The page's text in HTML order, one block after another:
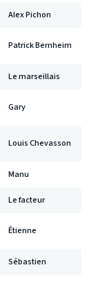
Alex Pichon
Patrick Bernheim
Le marseillais
Gary
Louis Chevasson
Manu
Le facteur
Étienne
Sébastien